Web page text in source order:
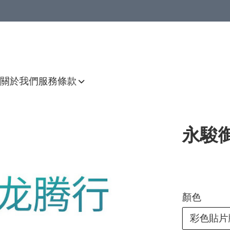
關於我們 服務條款
永駿
顏色
彩色貼片